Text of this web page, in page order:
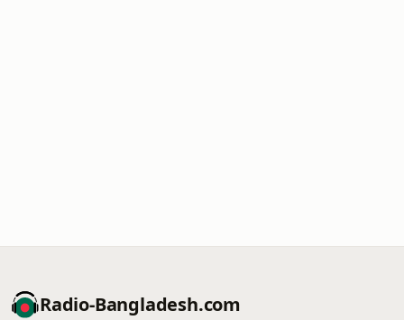
Radio-Bangladesh.com